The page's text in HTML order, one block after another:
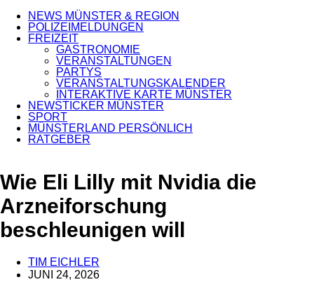
NEWS MÜNSTER & REGION
POLIZEIMELDUNGEN
FREIZEIT
GASTRONOMIE
VERANSTALTUNGEN
PARTYS
VERANSTALTUNGSKALENDER
INTERAKTIVE KARTE MÜNSTER
NEWSTICKER MÜNSTER
SPORT
MÜNSTERLAND PERSÖNLICH
RATGEBER
ANZEIGE
Wie Eli Lilly mit Nvidia die
Arzneiforschung
beschleunigen will
TIM EICHLER
JUNI 24, 2026